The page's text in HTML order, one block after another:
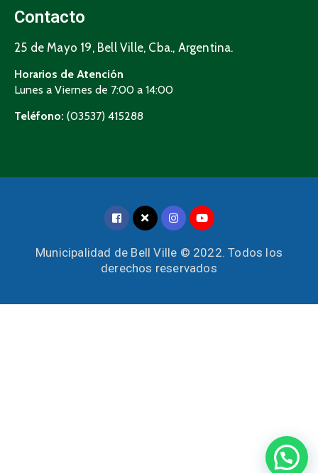
Contacto
25 de Mayo 19, Bell Ville, Cba., Argentina.
Horarios de Atención
Lunes a Viernes de 7:00 a 14:00
Teléfono: (03537) 415288
Municipalidad de Bell Ville © 2022. Todos los
derechos reservados